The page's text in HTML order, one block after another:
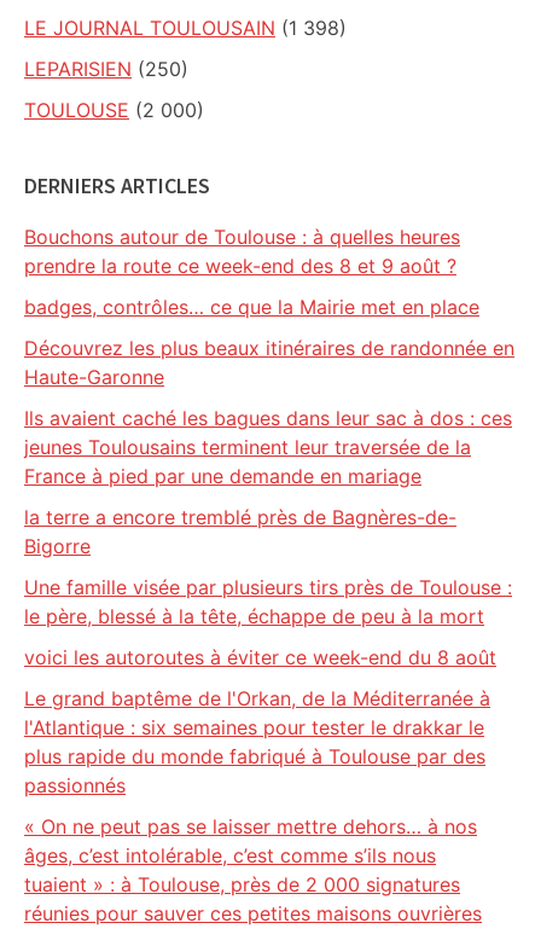
LE JOURNAL TOULOUSAIN (1 398)
LEPARISIEN (250)
TOULOUSE (2 000)
DERNIERS ARTICLES
Bouchons autour de Toulouse : à quelles heures
prendre la route ce week-end des 8 et 9 août ?
badges, contrôles… ce que la Mairie met en place
Découvrez les plus beaux itinéraires de randonnée en
Haute-Garonne
Ils avaient caché les bagues dans leur sac à dos : ces
jeunes Toulousains terminent leur traversée de la
France à pied par une demande en mariage
la terre a encore tremblé près de Bagnères-de-
Bigorre
Une famille visée par plusieurs tirs près de Toulouse :
le père, blessé à la tête, échappe de peu à la mort
voici les autoroutes à éviter ce week-end du 8 août
Le grand baptême de l'Orkan, de la Méditerranée à
l'Atlantique : six semaines pour tester le drakkar le
plus rapide du monde fabriqué à Toulouse par des
passionnés
« On ne peut pas se laisser mettre dehors… à nos
âges, c’est intolérable, c’est comme s’ils nous
tuaient » : à Toulouse, près de 2 000 signatures
réunies pour sauver ces petites maisons ouvrières